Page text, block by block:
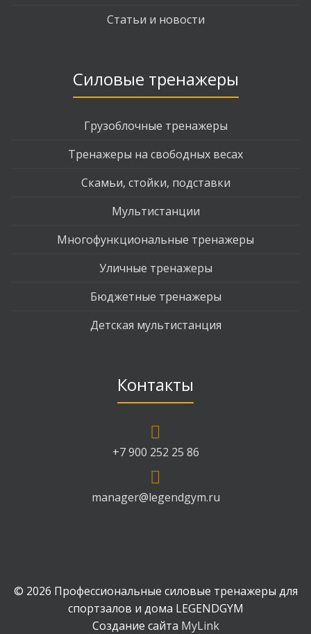
Статьи и новости
Силовые тренажеры
Грузоблочные тренажеры
Тренажеры на свободных весах
Скамьи, стойки, подставки
Мультистанции
Многофункциональные тренажеры
Уличные тренажеры
Бюджетные тренажеры
Детская мультистанция
Контакты
+7 900 252 25 86
manager@legendgym.ru
© 2026 Профессиональные силовые тренажеры для
спортзалов и дома LEGENDGYM
Создание сайта MyLink